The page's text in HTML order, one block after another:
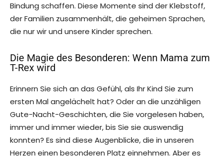
Bindung schaffen. Diese Momente sind der Klebstoff,
der Familien zusammenhält, die geheimen Sprachen,
die nur wir und unsere Kinder sprechen.
Die Magie des Besonderen: Wenn Mama zum
T-Rex wird
Erinnern Sie sich an das Gefühl, als Ihr Kind Sie zum
ersten Mal angelächelt hat? Oder an die unzähligen
Gute-Nacht-Geschichten, die Sie vorgelesen haben,
immer und immer wieder, bis Sie sie auswendig
konnten? Es sind diese Augenblicke, die in unseren
Herzen einen besonderen Platz einnehmen. Aber es